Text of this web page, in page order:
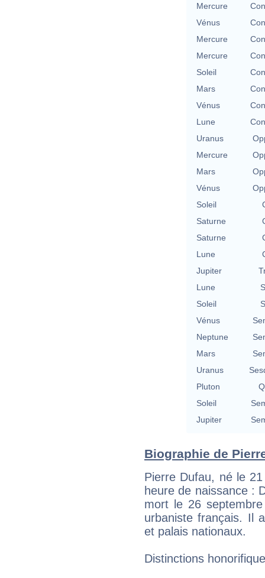
Mercure
Vénus
Mercure
Mercure
Soleil
Mars
Vénus
Lune
Uranus
Mercure
Mars
Vénus
Soleil
Saturne
Saturne
Lune
Jupiter
Lune
Soleil
Vénus
Neptune
Mars
Uranus
Pluton
Soleil
Jupiter
Biographie de
Pierre Dufau, né le
heure de naissance :
mort le 26
urbaniste français. Il
et palais nationaux.
Distinctions